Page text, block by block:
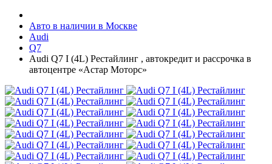
Авто в наличии в Москве
Audi
Q7
Audi Q7 I (4L) Рестайлинг , автокредит и рассрочка в
автоцентре «Астар Моторс»